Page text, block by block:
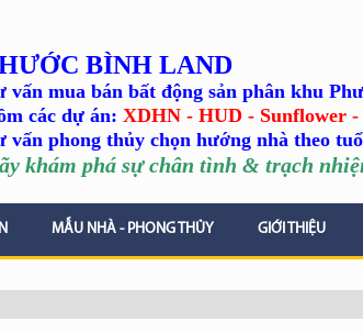
BÌNH LAND
vấn mua bán bất động sản phân khu
các dự án: XDHN - HUD - Sunflower
vấn phong thủy chọn hướng nhà theo
khám phá sự chân tình & trạch
MẪU NHÀ - PHONG THỦY GIỚI THIỆU